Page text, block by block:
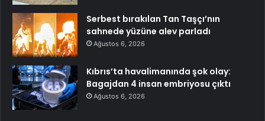
Serbest bırakılan Tan Taşçı’nın
sahnede yüzüne alev parladı
Ağustos 6, 2026
Kıbrıs’ta havalimanında şok olay:
Bagajdan 4 insan embriyosu çıktı
Ağustos 6, 2026